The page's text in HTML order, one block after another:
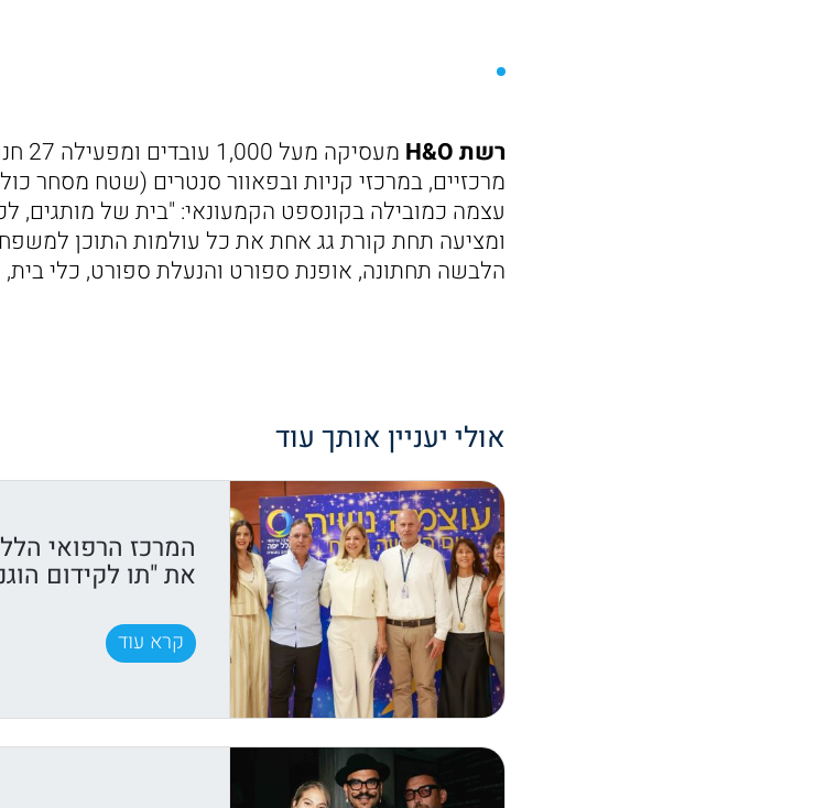
רשת H&O
עצמה כמובילה בקונספט הקמעונאי: "בית של מותגים,
ומציעה תחת קורת גג אחת את כל עולמות התוכן
הלבשה תחתונה, אופנת ספורט והנעלת ספורט, כלי בית,
אולי יעניין אותך עוד
המרכז הרפואי
את "תו לקידום
קרא עוד